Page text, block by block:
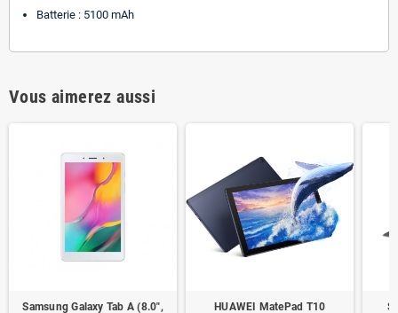
Batterie : 5100 mAh
Vous aimerez aussi
Samsung Galaxy Tab A (8.0",
HUAWEI MatePad T10